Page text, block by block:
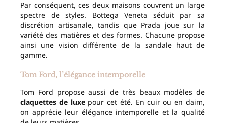
Par conséquent, ces deux maisons couvrent un large
spectre de styles. Bottega Veneta séduit par sa
discrétion artisanale, tandis que Prada joue sur la
variété des matières et des formes. Chacune propose
ainsi une vision différente de la sandale haut de
gamme.
Tom Ford, l’élégance intemporelle
Tom Ford propose aussi de très beaux modèles de
claquettes de luxepour cet été. En cuir ou en daim,
on apprécie leur élégance intemporelle et la qualité